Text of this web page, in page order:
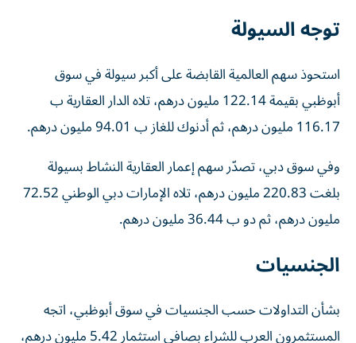
توجه السيولة
استحوذ سهم العالمية القابضة على أكبر سيولة في سوق
أبوظبي بقيمة 122.14 مليون درهم، تلاه الدار العقارية ب
116.17 مليون درهم، ثم أدنوك للغاز ب 94.01 مليون درهم.
وفي سوق دبي، تصدّر سهم إعمار العقارية النشاط بسيولة
بلغت 220.83 مليون درهم، تلاه الإمارات دبي الوطني 72.52
مليون درهم، ثم دو ب 36.44 مليون درهم.
الجنسيات
بشأن التداولات حسب الجنسيات في سوق أبوظبي، اتجه
المستثمرون العرب للشراء بصافي استثمار 5.42 مليون درهم،